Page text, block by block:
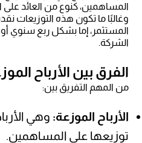
المساهمين، كنوع من العائد
وغالبًا ما تكون هذه التوزيعات
المستثمر، إما بشكل ربع
الشركة.
الفرق بين الأرباح
من المهم التفريق بين:
الأرباح الموزعة: وهي
توزيعها على المساهمين.